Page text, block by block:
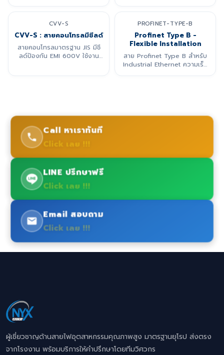
CVV-S
CVV-S : สายคอนโทรลมีชีลด์
สายคอนโทรลมาตรฐาน JIS มีชี
ลด์ป้องกัน EMI 600V ใช้งาน
PROFINET-TYPE-B
Profinet Type B -
Flexible Installation
สาย Profinet Type B สำหรับ
Industrial Ethernet ความเร็ว
Call หาเราทันที
Click เลย !!!
LINE ปรึกษาฟรี
Click เลย !!!
Email สอบถาม
Click เลย !!!
ผู้เชี่ยวชาญด้านสายไฟอุตสาหกรรมคุณภาพสูง มาตรฐานยุโรป ส่งตรง
จากโรงงาน พร้อมบริการให้คำปรึกษาโดยทีมวิศวกร